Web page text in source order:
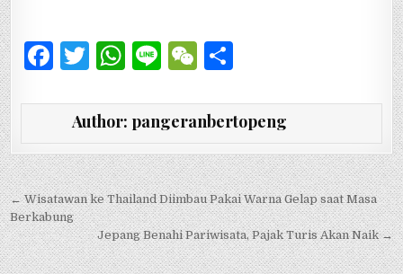
F
c
e
b
o
o
k
T
it
te
r
W
at
s
A
p
p
Li
e
W
C
h
at
ar
e
Author: pangeranbertopeng
Navigasi pos
← Wisatawan ke Thailand Diimbau Pakai Warna Gelap saat Masa
Berkabung
Jepang Benahi Pariwisata, Pajak Turis Akan Naik →